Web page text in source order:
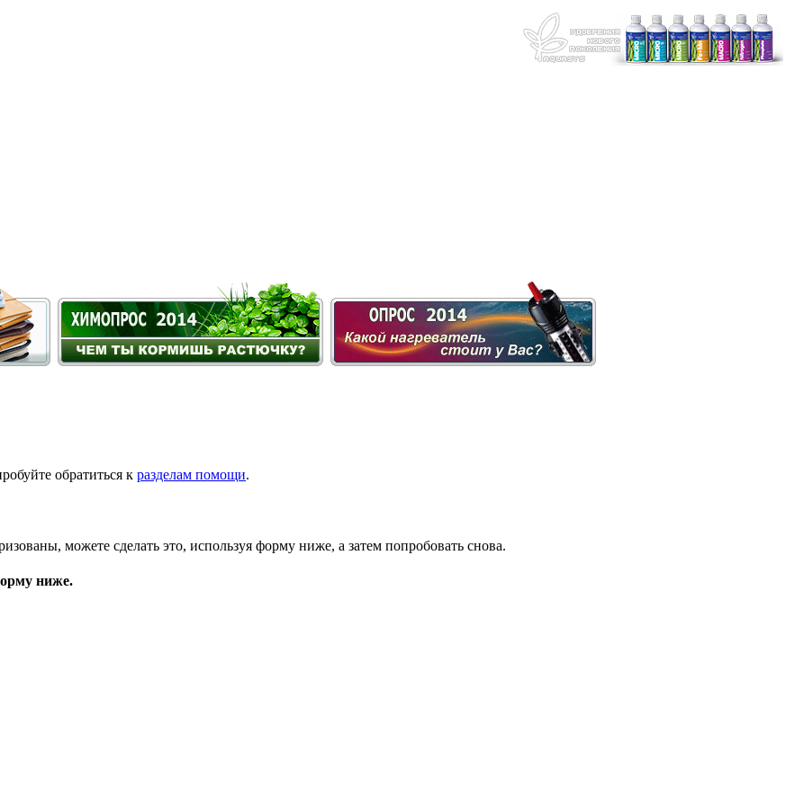
обратиться к разделам помощи.
можете сделать это, используя форму ниже, а затем попробовать снова.
ниже.